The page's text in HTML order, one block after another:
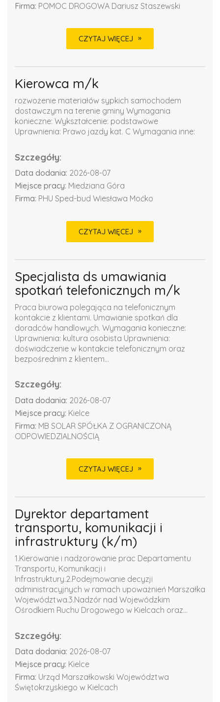
Firma: POMOC DROGOWA Dariusz Staszewski
CZYTAJ WIĘCEJ
Kierowca m/k
rozwożenie materiałów sypkich samochodem
dostawczym na terenie gminy Wymagania
konieczne: Wykształcenie: podstawowe
Uprawnienia: Prawo jazdy kat. C Wymagania inne:
Szczegóły:
Data dodania: 2026-08-07
Miejsce pracy: Miedziana Góra
Firma: PHU Sped-bud Wiesława Moćko
CZYTAJ WIĘCEJ
Specjalista ds umawiania
spotkań telefonicznych m/k
Praca biurowa polegająca na telefonicznym
kontakcie z klientami. Umawianie spotkań dla
doradców handlowych. Wymagania konieczne:
Uprawnienia: kultura osobista Uprawnienia:
doświadczenie w kontakcie telefonicznym oraz
bezpośrednim z klientem...
Szczegóły:
Data dodania: 2026-08-07
Miejsce pracy: Kielce
Firma: MB SOLAR SPÓŁKA Z OGRANICZONĄ
ODPOWIEDZIALNOŚCIĄ
CZYTAJ WIĘCEJ
Dyrektor departament
transportu, komunikacji i
infrastruktury (k/m)
1.Kierowanie i nadzorowanie prac Departamentu
Transportu, Komunikacji i
Infrastruktury.2.Podejmowanie decyzji
administracyjnych w ramach upoważnień Marszałka
Województwa.3.Nadzór nad Wojewódzkim
Ośrodkiem Ruchu Drogowego w Kielcach oraz...
Szczegóły:
Data dodania: 2026-08-07
Miejsce pracy: Kielce
Firma: Urząd Marszałkowski Województwa
Świętokrzyskiego w Kielcach